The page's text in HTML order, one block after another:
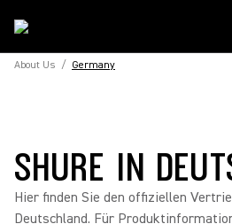
About Us / Germany
SHURE IN
Hier finden Sie den offiziellen
Deutschland. Für